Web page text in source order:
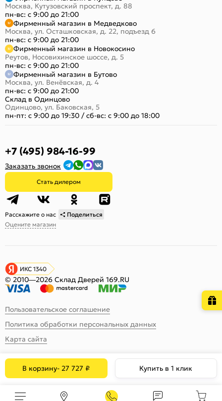
В корзину-27 727 ₽ Купить в 1 клик
Москва, Кутузовский проспект, д. 88
пн-вс: с 9:00 до 21:00
Фирменный магазин в Медведково
Москва, ул. Осташковская, д. 22, подъезд 6
пн-вс: с 9:00 до 21:00
Фирменный магазин в Новокосино
Реутов, Носовихинское шоссе, д. 5
пн-вс: с 9:00 до 21:00
Фирменный магазин в Бутово
Москва, ул. Венёвская, д. 4
пн-вс: с 9:00 до 21:00
Склад в Одинцово
Одинцово, ул. Баковская, 5
пн-пт: с 9:00 до 19:30 /сб-вс: с 9:00 до 18:00
+7 (495) 984-16-99
Заказать звонок
Стать дилером
Расскажите о нас
Поделиться
Оцените магазин
ИКС 1340
© 2010—2026 Склад Дверей 169.RU
Пользовательское соглашение
Политика обработки персональных данных
Карта сайта